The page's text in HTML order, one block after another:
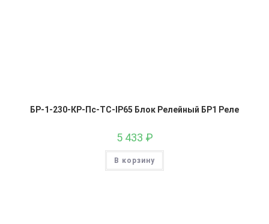
БР-1-230-КР-Пс-ТС-IP65 Блок Релейный БР1 Реле
5 433 ₽
В корзину